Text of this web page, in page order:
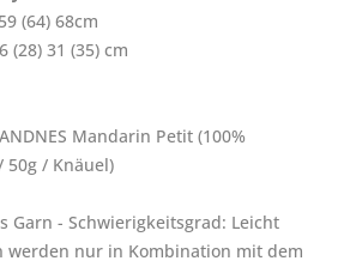
(64) 68cm
(28) 31 (35) cm
Mandarin Petit (100%
50g / Knäuel)
Garn - Schwierigkeitsgrad: Leicht
werden nur in Kombination mit dem